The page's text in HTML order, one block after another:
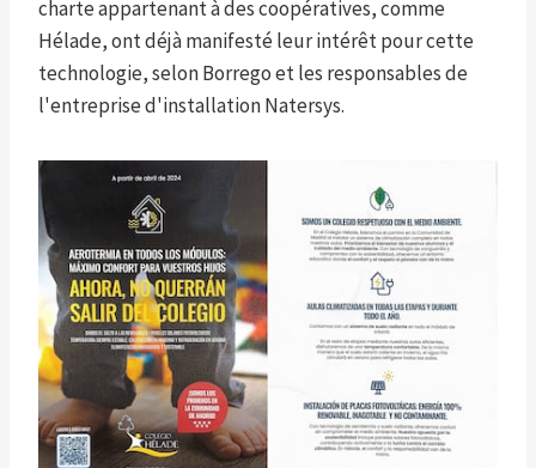
charte appartenant à des coopératives, comme
Hélade, ont déjà manifesté leur intérêt pour cette
technologie, selon Borrego et les responsables de
l'entreprise d'installation Natersys.